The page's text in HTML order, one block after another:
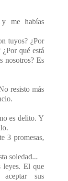
me habías
tuyos? ¿Por
qué está
nosotros? Es
resisto más
es delito. Y
3 promesas,
soledad...
leyes. El que
sus